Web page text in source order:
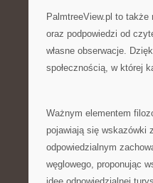
PalmtreeView.pl to także
oraz podpowiedzi od
własne obserwacje.
społecznością, w której
Ważnym elementem
pojawiają się wskazówki
odpowiedzialnym
węglowego, proponując